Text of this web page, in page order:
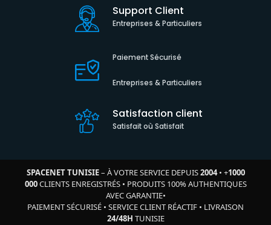
Support Client
Entreprises & Particuliers
Paiement Sécurisé
Entreprises & Particuliers
Satisfaction client
Satisfait où Satisfait
SPACENET TUNISIE– À VOTRE SERVICE DEPUIS2004• +1000
000CLIENTS ENREGISTRÉS• PRODUITS 100% AUTHENTIQUES
AVEC GARANTIE•
PAIEMENT SÉCURISÉ • SERVICE CLIENT RÉACTIF • LIVRAISON
24/48H TUNISIE